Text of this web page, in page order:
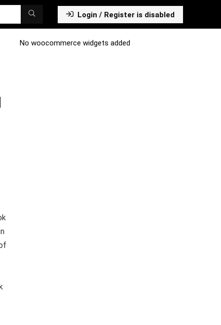
Login / Register is disabled
No woocommerce widgets added